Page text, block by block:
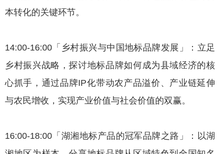
本转化的关键环节。
14:00-16:00「乡村振兴与中国地标品牌发展」：立足
乡村振兴战略，探讨地标品牌如何成为县域经济的核
心抓手，通过品牌IP化带动农产品溢价、产业链延伸
与农民增收，实现产业价值与社会价值的双赢。
16:00-18:00「湖湘地标产品的冠军品牌之路」：以湖